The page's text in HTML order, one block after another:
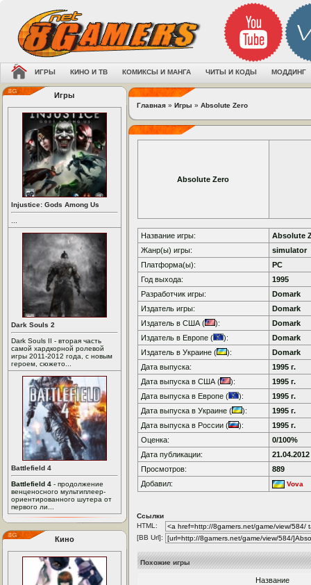
ИГРЫ КИНО И ТВ КОМИКСЫ И МАНГА ЧИТЫ И КОДЫ МОДДИНГ
Игры
Injustice: Gods Among Us
Dark Souls 2
Dark Souls II - вторая часть
самой хардкорной ролевой
игры 2011-2012 года, с новым
героем, сюжето...
Battlefield 4
Battlefield 4 - продолжение
венценосного мультиплеер-
ориентированного шутера от
первого ли...
Кино
Главная » Игры » Absolute Zero
Absolute Zero
Название игры:
Absolute
Жанр(ы) игры:
simulator
Платформа(ы):
PC
Год выхода:
1995
Разработчик игры:
Domark
Издатель игры:
Domark
Издатель в США (
):
Domark
Издатель в Европе (
):
Domark
Издатель в Украине (
):
Domark
Дата выпуска:
1995 г.
Дата выпуска в США (
):
1995 г.
Дата выпуска в Европе (
):
1995 г.
Дата выпуска в Украине (
):
1995 г.
Дата выпуска в России (
):
1995 г.
Оценка:
0/100%
Дата публикации:
21.04.2012
Просмотров:
889
Добавил:
Vova
Ссылки
HTML:
[BB Url]:
Похожие игры
Название